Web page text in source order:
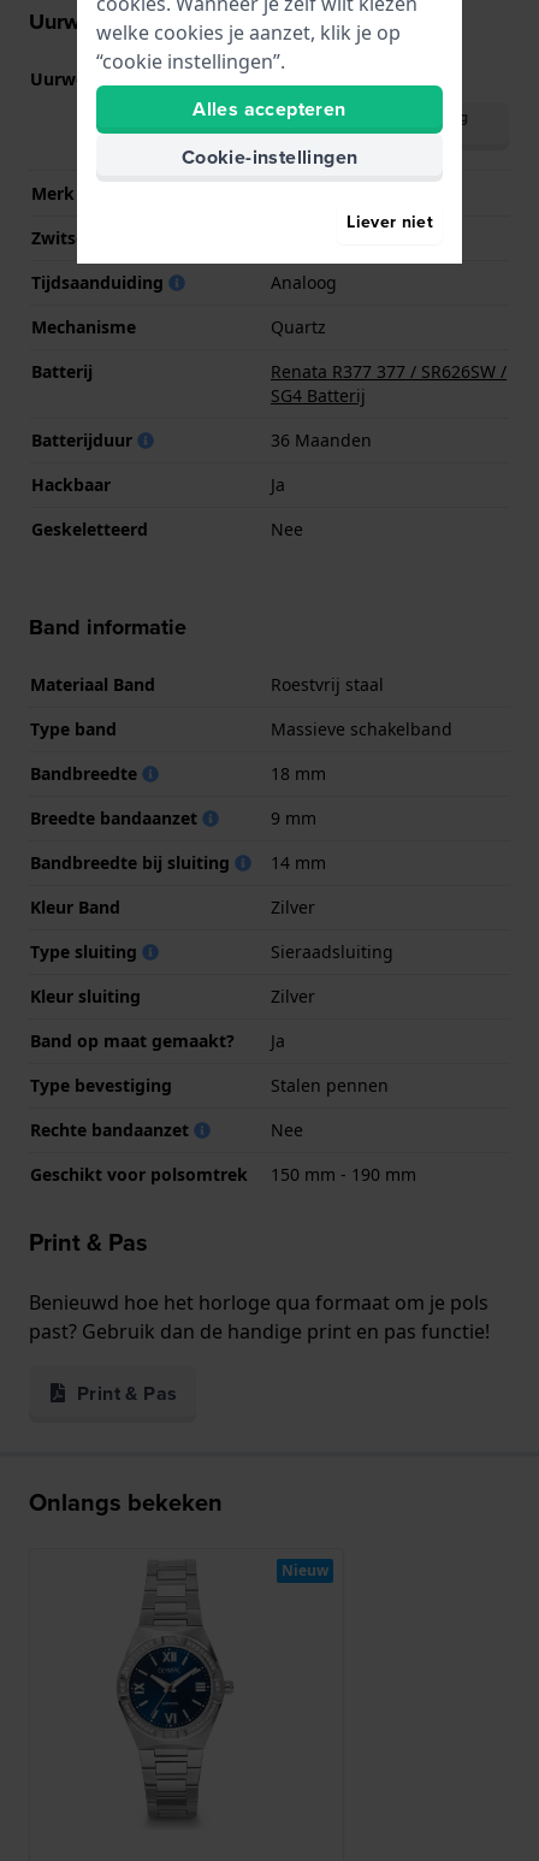
Uurwerk informatie
Uurwerk nr.
Download handleiding
(English)
Merk uurwerk
Zwitsers uurwerk
Tijdsaanduiding
Analoog
Mechanisme
Quartz
Batterij
Renata R377 377 / SR626SW /
SG4 Batterij
Batterijduur
36 Maanden
Hackbaar
Ja
Geskeletteerd
Nee
Band informatie
Materiaal Band
Roestvrij staal
Type band
Massieve schakelband
Bandbreedte
18 mm
Breedte bandaanzet
9 mm
Bandbreedte bij sluiting
14 mm
Kleur Band
Zilver
Type sluiting
Sieraadsluiting
Kleur sluiting
Zilver
Band op maat gemaakt?
Ja
Type bevestiging
Stalen pennen
Rechte bandaanzet
Nee
Geschikt voor polsomtrek
150 mm - 190 mm
Print & Pas
Benieuwd hoe het horloge qua formaat om je pols
past? Gebruik dan de handige print en pas functie!
Print & Pas
Onlangs bekeken
Nieuw
welke cookies je aanzet, klik je op
“cookie instellingen”.
Alles accepteren
Cookie-instellingen
Liever niet